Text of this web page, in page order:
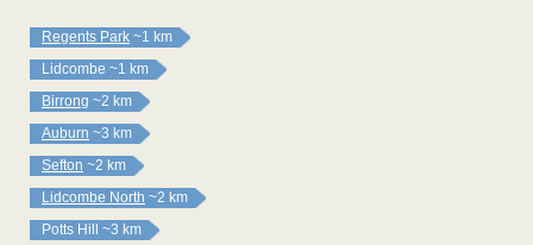
Regents Park ~1 km
Lidcombe ~1 km
Birrong ~2 km
Auburn ~3 km
Sefton ~2 km
Lidcombe North ~2 km
Potts Hill
~3 km